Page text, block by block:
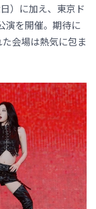
）に加え、東京ド
演を開催。期待に
会場は熱気に包ま